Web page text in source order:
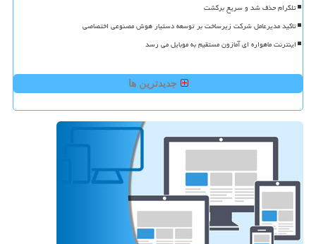
تلگرام حذف شد و سریع برگشت
تاکید مدیرعامل شرکت زیرساخت بر توسعه دستیار هوش مصنوعی اختصاصی
اینترنت ماهواره ای آمازون مستقیم به موبایل می رسد
جدیدترین ها